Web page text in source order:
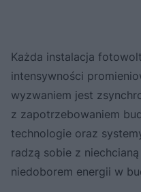
Każda instalacja
intensywności
wyzwaniem jest
z zapotrzebowaniem
technologie oraz
radzą sobie z
niedoborem energii w